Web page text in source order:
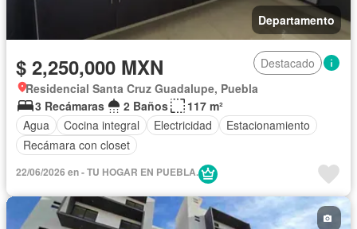
Departamento
$ 2,250,000 MXN
Destacado
Residencial Santa Cruz Guadalupe, Puebla
3 Recámaras
2 Baños
117 m²
Agua
Cocina integral Electricidad
Estacionamiento
Recámara con closet
22/06/2026 en - TU HOGAR EN PUEBLA.